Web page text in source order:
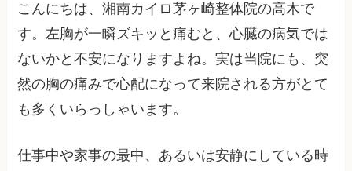
こんにちは、湘南カイロ茅ヶ崎整体院の高木で
す。左胸が一瞬ズキッと痛むと、心臓の病気では
ないかと不安になりますよね。実は当院にも、突
然の胸の痛みで心配になって来院される方がとて
も多くいらっしゃいます。
仕事中や家事の最中、あるいは安静にしている時